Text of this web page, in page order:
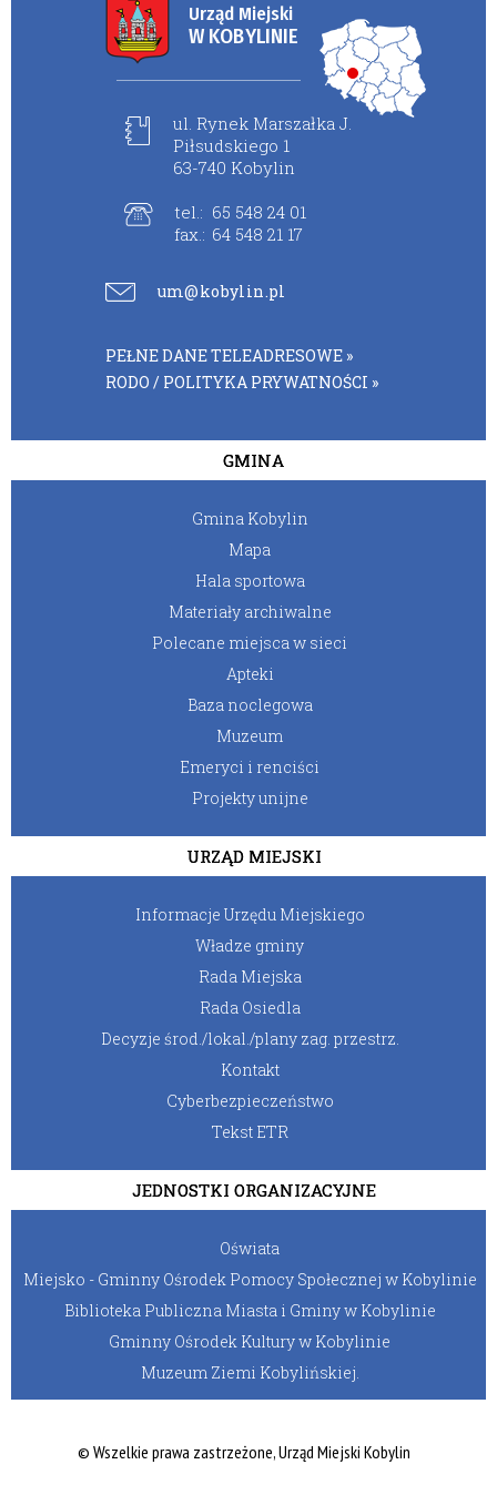
Urząd Miejski
W KOBYLINIE
ul. Rynek Marszałka J.
Piłsudskiego 1
63-740 Kobylin
tel.: 65 548 24 01
fax.: 64 548 21 17
um@kobylin.pl
PEŁNE DANE TELEADRESOWE »
RODO / POLITYKA PRYWATNOŚCI »
GMINA
Gmina Kobylin
Mapa
Hala sportowa
Materiały archiwalne
Polecane miejsca w sieci
Apteki
Baza noclegowa
Muzeum
Emeryci i renciści
Projekty unijne
URZĄD MIEJSKI
Informacje Urzędu Miejskiego
Władze gminy
Rada Miejska
Rada Osiedla
Decyzje środ./lokal./plany zag. przestrz.
Kontakt
Cyberbezpieczeństwo
Tekst ETR
JEDNOSTKI ORGANIZACYJNE
Oświata
Miejsko - Gminny Ośrodek Pomocy Społecznej w Kobylinie
Biblioteka Publiczna Miasta i Gminy w Kobylinie
Gminny Ośrodek Kultury w Kobylinie
Muzeum Ziemi Kobylińskiej.
© Wszelkie prawa zastrzeżone, Urząd Miejski Kobylin